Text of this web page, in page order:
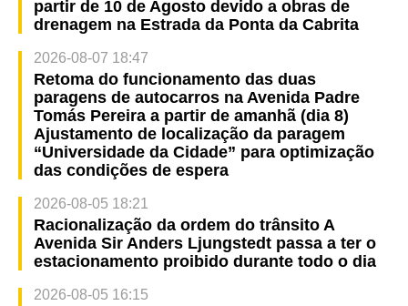
partir de 10 de Agosto devido a obras de
drenagem na Estrada da Ponta da Cabrita
2026-08-07 18:47
Retoma do funcionamento das duas
paragens de autocarros na Avenida Padre
Tomás Pereira a partir de amanhã (dia 8)
Ajustamento de localização da paragem
“Universidade da Cidade” para optimização
das condições de espera
2026-08-05 18:21
Racionalização da ordem do trânsito A
Avenida Sir Anders Ljungstedt passa a ter o
estacionamento proibido durante todo o dia
2026-08-05 16:15